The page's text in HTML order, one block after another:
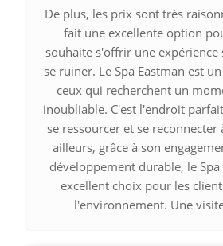
De plus, les prix sont très
fait une excellente option
souhaite s'offrir une expérience
se ruiner. Le Spa Eastman est
ceux qui recherchent un
inoubliable. C'est l'endroit
se ressourcer et se reconnecter
ailleurs, grâce à son
développement durable, le Spa
excellent choix pour les
l'environnement. Une